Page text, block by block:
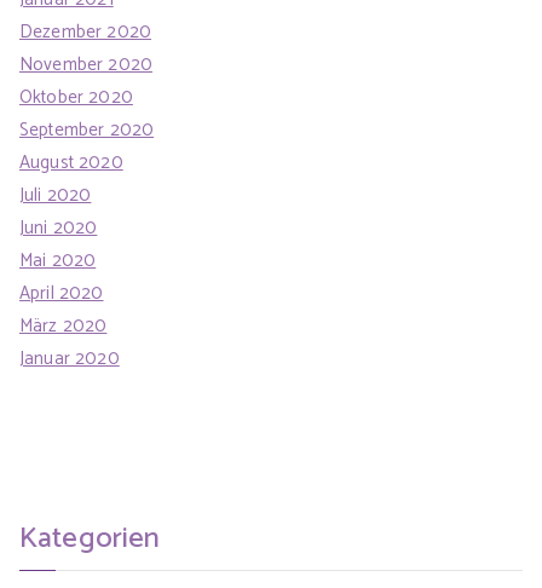
Dezember 2020
November 2020
Oktober 2020
September 2020
August 2020
Juli 2020
Juni 2020
Mai 2020
April 2020
März 2020
Januar 2020
Kategorien